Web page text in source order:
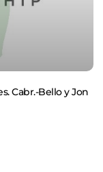
Cabr.-Bello y Jon